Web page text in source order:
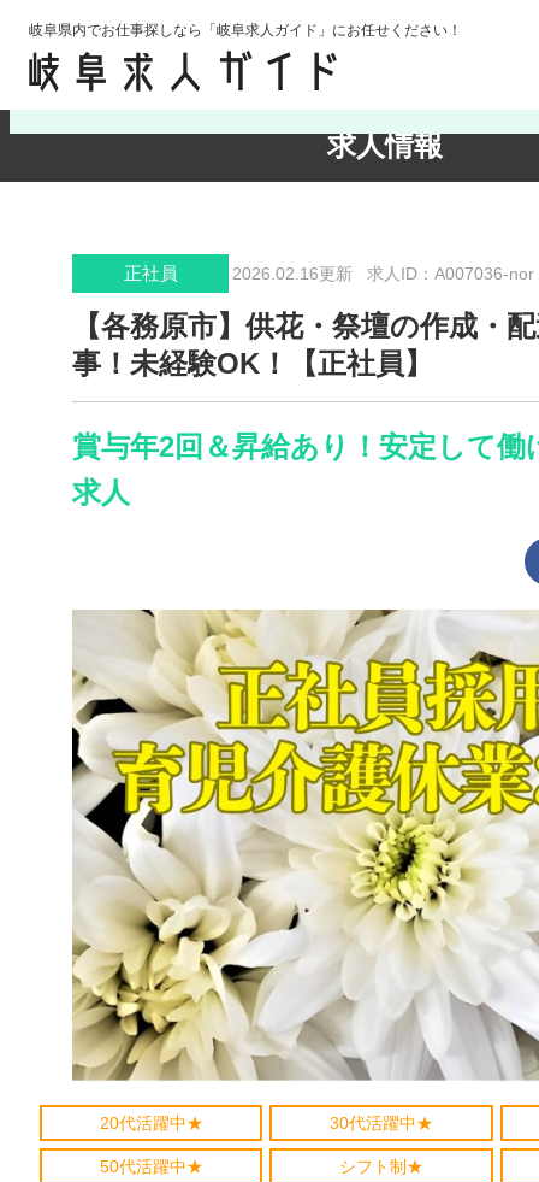
岐阜県内でお仕事探しなら「岐阜求人ガイド」にお任せください！
求人情報
検索条件の確認・変更
正社員 2026.02.16更新 求人ID：A007036-nor
【各務原市】供花・祭壇の作成・
事！未経験OK！【正社員】
賞与年2回＆昇給あり！安定して働
求人
20代活躍中★ 30代活躍中★
50代活躍中★ シフト制★